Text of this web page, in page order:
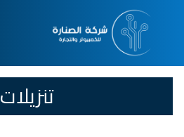
تنزيلات